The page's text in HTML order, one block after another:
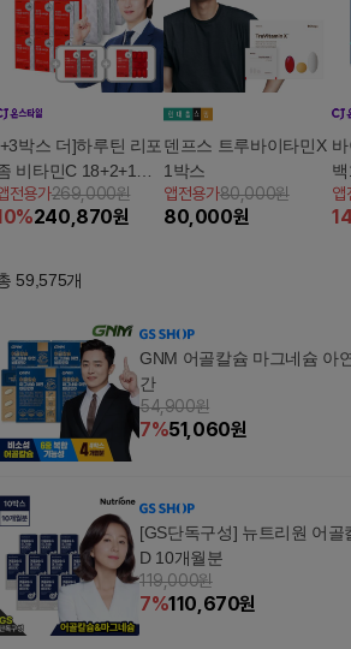
박스 더]하루틴 리포
비타민C 18+2+1개
전용가269,000원
%240,870원
덴프스 트루바이타민X
1박스
앱전용가80,000원
80,000원
앱
14
59,575개
GNM 어골칼슘 마그네슘 아
간
54,900원
7%51,060원
[GS단독구성] 뉴트리원 어골
D 10개월분
119,000원
7%110,670원